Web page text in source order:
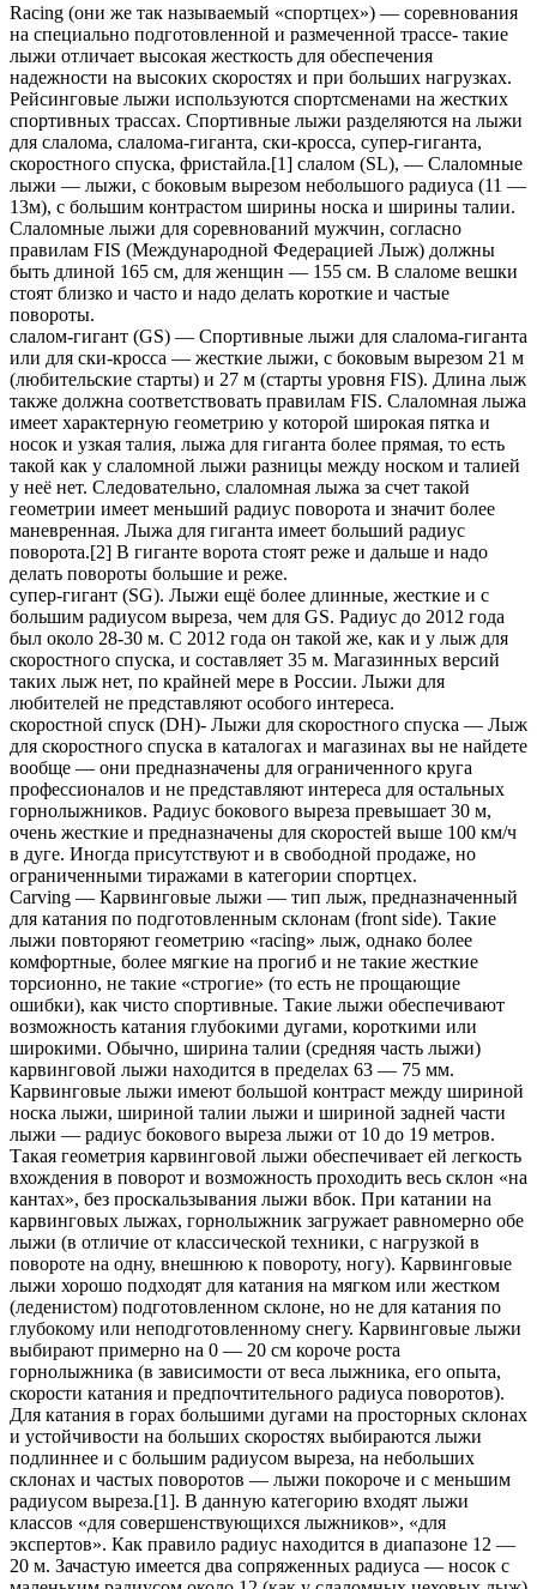
Racing (они же так называемый «спортцех») — соревнования
на специально подготовленной и размеченной трассе- такие
лыжи отличает высокая жесткость для обеспечения
надежности на высоких скоростях и при больших нагрузках.
Рейсинговые лыжи используются спортсменами на жестких
спортивных трассах. Спортивные лыжи разделяются на лыжи
для слалома, слалома-гиганта, ски-кросса, супер-гиганта,
скоростного спуска, фристайла.[1] слалом (SL), — Слаломные
лыжи — лыжи, с боковым вырезом небольшого радиуса (11 —
13м), с большим контрастом ширины носка и ширины талии.
Слаломные лыжи для соревнований мужчин, согласно
правилам FIS (Международной Федерацией Лыж) должны
быть длиной 165 см, для женщин — 155 см. В слаломе вешки
стоят близко и часто и надо делать короткие и частые
повороты.
слалом-гигант (GS) — Спортивные лыжи для слалома-гиганта
или для ски-кросса — жесткие лыжи, с боковым вырезом 21 м
(любительские старты) и 27 м (старты уровня FIS). Длина лыж
также должна соответствовать правилам FIS. Слаломная лыжа
имеет характерную геометрию у которой широкая пятка и
носок и узкая талия, лыжа для гиганта более прямая, то есть
такой как у слаломной лыжи разницы между носком и талией
у неё нет. Следовательно, слаломная лыжа за счет такой
геометрии имеет меньший радиус поворота и значит более
маневренная. Лыжа для гиганта имеет больший радиус
поворота.[2] В гиганте ворота стоят реже и дальше и надо
делать повороты большие и реже.
супер-гигант (SG). Лыжи ещё более длинные, жесткие и с
большим радиусом выреза, чем для GS. Радиус до 2012 года
был около 28-30 м. С 2012 года он такой же, как и у лыж для
скоростного спуска, и составляет 35 м. Магазинных версий
таких лыж нет, по крайней мере в России. Лыжи для
любителей не представляют особого интереса.
скоростной спуск (DH)- Лыжи для скоростного спуска — Лыж
для скоростного спуска в каталогах и магазинах вы не найдете
вообще — они предназначены для ограниченного круга
профессионалов и не представляют интереса для остальных
горнолыжников. Радиус бокового выреза превышает 30 м,
очень жесткие и предназначены для скоростей выше 100 км/ч
в дуге. Иногда присутствуют и в свободной продаже, но
ограниченными тиражами в категории спортцех.
Carving — Карвинговые лыжи — тип лыж, предназначенный
для катания по подготовленным склонам (front side). Такие
лыжи повторяют геометрию «racing» лыж, однако более
комфортные, более мягкие на прогиб и не такие жесткие
торсионно, не такие «строгие» (то есть не прощающие
ошибки), как чисто спортивные. Такие лыжи обеспечивают
возможность катания глубокими дугами, короткими или
широкими. Обычно, ширина талии (средняя часть лыжи)
карвинговой лыжи находится в пределах 63 — 75 мм.
Карвинговые лыжи имеют большой контраст между шириной
носка лыжи, шириной талии лыжи и шириной задней части
лыжи — радиус бокового выреза лыжи от 10 до 19 метров.
Такая геометрия карвинговой лыжи обеспечивает ей легкость
вхождения в поворот и возможность проходить весь склон «на
кантах», без проскальзывания лыжи вбок. При катании на
карвинговых лыжах, горнолыжник загружает равномерно обе
лыжи (в отличие от классической техники, с нагрузкой в
повороте на одну, внешнюю к повороту, ногу). Карвинговые
лыжи хорошо подходят для катания на мягком или жестком
(леденистом) подготовленном склоне, но не для катания по
глубокому или неподготовленному снегу. Карвинговые лыжи
выбирают примерно на 0 — 20 см короче роста
горнолыжника (в зависимости от веса лыжника, его опыта,
скорости катания и предпочтительного радиуса поворотов).
Для катания в горах большими дугами на просторных склонах
и устойчивости на больших скоростях выбираются лыжи
подлиннее и с большим радиусом выреза, на небольших
склонах и частых поворотов — лыжи покороче и с меньшим
радиусом выреза.[1]. В данную категорию входят лыжи
классов «для совершенствующихся лыжников», «для
экспертов». Как правило радиус находится в диапазоне 12 —
20 м. Зачастую имеется два сопряженных радиуса — носок с